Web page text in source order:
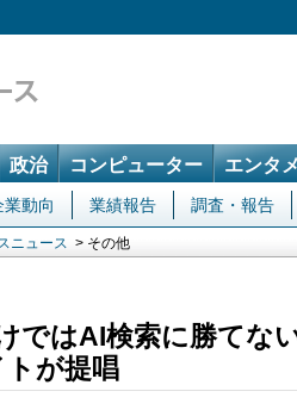
政治 コンピューター エンタメ
業動向 業績報告 調査・報告
ニュース > その他
ではAI検索に勝てな
が提唱